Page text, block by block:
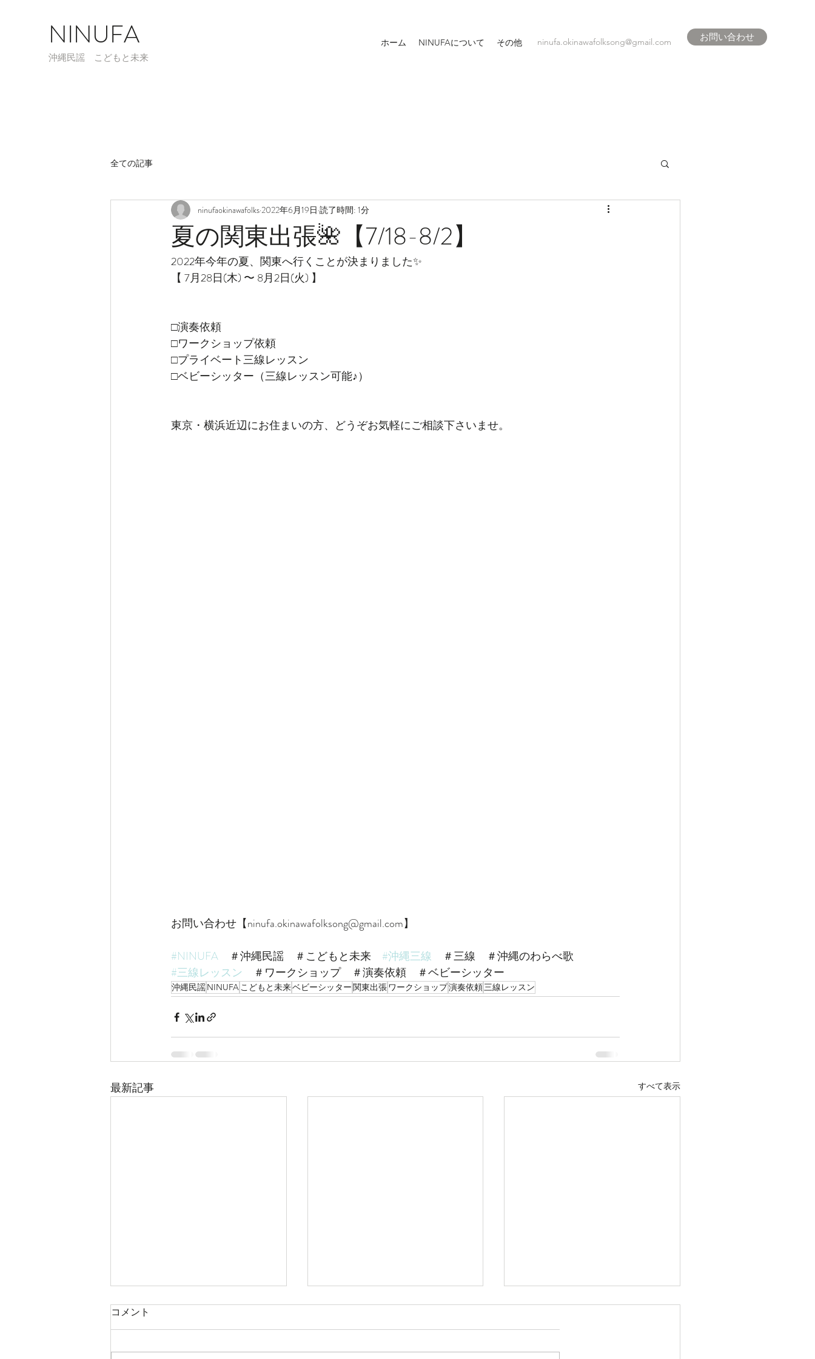
NINUFA
​沖縄民謡 こどもと未来
ホーム NINUFAについて その他 ninufa.okinawafolksong@gmail.com お問い合わせ
全ての記事
夏の関東出張🌺【7/18-8/2】
ninufaokinawafolks 2022年6月19日 読了時間: 1分
2022年今年の夏、関東へ行くことが決まりました✨
【 7月28日(木) 〜 8月2日(火) 】
□演奏依頼
□ワークショップ依頼
□プライベート三線レッスン
□ベビーシッター（三線レッスン可能♪）
東京・横浜近辺にお住まいの方、どうぞお気軽にご相談下さいませ。
お問い合わせ【ninufa.okinawafolksong@gmail.com】
#NINUFA ＃沖縄民謡　＃こどもと未来 #沖縄三線 ＃三線　＃沖縄のわらべ歌
#三線レッスン ＃ワークショップ　＃演奏依頼　＃ベビーシッター
沖縄民謡NINUFAこどもと未来ベビーシッター関東出張ワークショップ演奏依頼三線レッスン
最新記事 すべて表示
コメント